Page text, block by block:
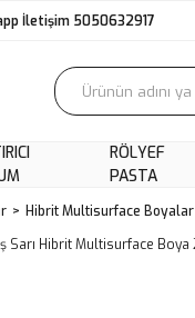
İletişim 5050632917
RÖLYEF
PASTA
Hibrit Multisurface Boyalar